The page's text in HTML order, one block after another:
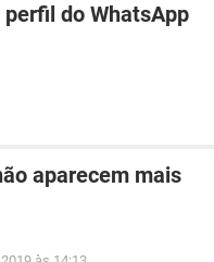
do WhatsApp
aparecem mais